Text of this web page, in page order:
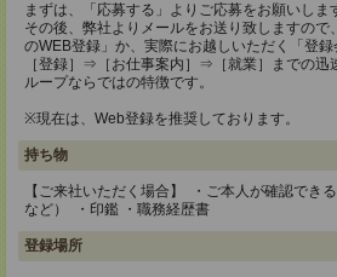
まずは、「応募する」よりご応募をお願いしま
その後、弊社よりメールをお送り致しますので
のWEB登録」か、実際にお越しいただく「登録
［登録］⇒［お仕事案内］⇒［就業］までの迅
ループならではの特徴です。
※現在は、Web登録を推奨しております。
持ち物
【ご来社いただく場合】 ・ご本人が確認でき
など） ・印鑑 ・職務経歴書
登録場所